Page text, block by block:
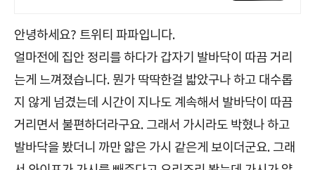
안녕하세요? 트위티 파파입니다.
얼마전에 집안 정리를 하다가 갑자기 발바닥이 따끔 거리
는게 느껴졌습니다. 뭔가 딱딱한걸 밟았구나 하고 대수롭
지 않게 넘겼는데 시간이 지나도 계속해서 발바닥이 따끔
거리면서 불편하더라구요. 그래서 가시라도 박혔나 하고
발바닥을 봤더니 까만 얇은 가시 같은게 보이더군요. 그래